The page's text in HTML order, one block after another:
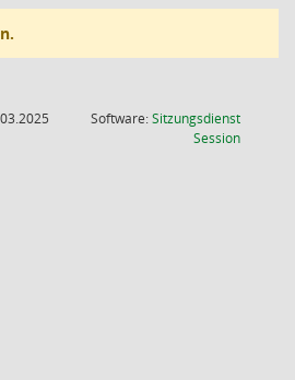
Software:Sitzungsdienst
Session(Wird in